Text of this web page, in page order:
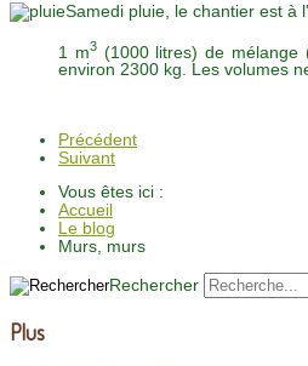
Samedi pluie, le chantier est à
1 m3(1000 litres) de mélange
environ 2300 kg. Les volumes
Précédent
Suivant
Vous êtes ici :
Accueil
Le blog
Murs, murs
Rechercher
Plus